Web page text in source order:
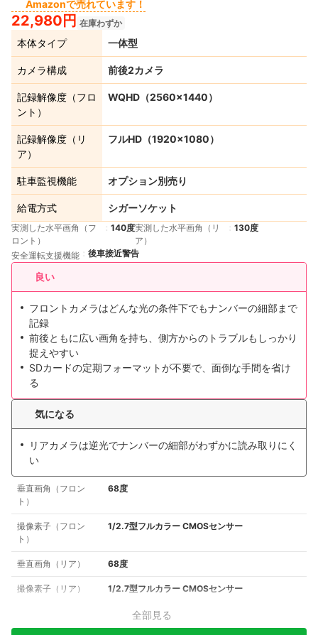
Amazonで売れています！
22,980円 在庫わずか
本体タイプ 一体型
カメラ構成 前後2カメラ
記録解像度（フロ
ント）
WQHD（2560×1440）
記録解像度（リ
ア）
フルHD（1920×1080）
駐車監視機能 オプション別売り
給電方式 シガーソケット
実測した水平画角（フ
ロント）
140度実測した水平画角（リ
ア）
130度
安全運転支援機能 後車接近警告
良い
フロントカメラはどんな光の条件下でもナンバーの細部まで
記録
前後ともに広い画角を持ち、側方からのトラブルもしっかり
捉えやすい
SDカードの定期フォーマットが不要で、面倒な手間を省け
る
気になる
リアカメラは逆光でナンバーの細部がわずかに読み取りにく
い
垂直画角（フロン
ト）
68度
撮像素子（フロン
ト）
1/2.7型フルカラー CMOSセンサー
垂直画角（リア） 68度
撮像素子（リア） 1/2.7型フルカラー CMOSセンサー
全部見る